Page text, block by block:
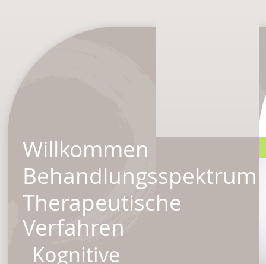
Willkommen
Behandlungsspektrum
Therapeutische
Verfahren
Kognitive